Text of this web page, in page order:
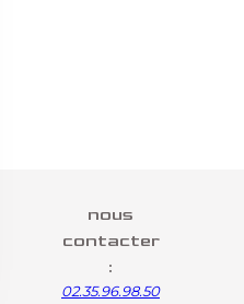
nous
contacter
:
02.35.96.98.50